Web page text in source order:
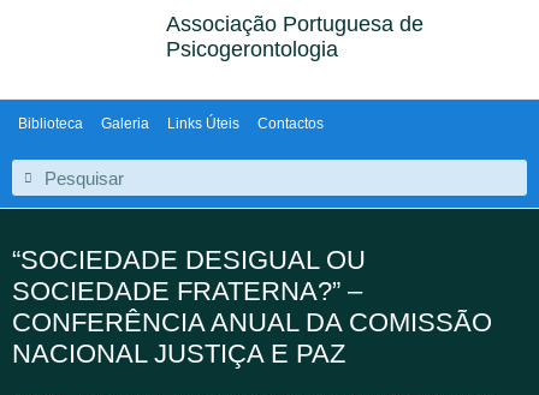
Associação Portuguesa de
Psicogerontologia
Biblioteca Galeria Links Úteis Contactos
“SOCIEDADE DESIGUAL OU
SOCIEDADE FRATERNA?” –
CONFERÊNCIA ANUAL DA COMISSÃO
NACIONAL JUSTIÇA E PAZ